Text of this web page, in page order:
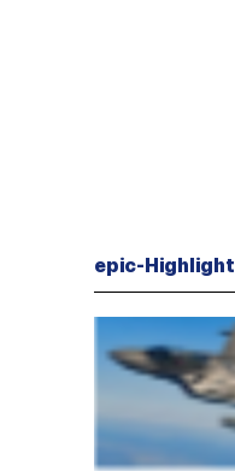
epic-Highlight